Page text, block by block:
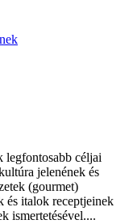
legfontosabb céljai
jelenének és
(gourmet)
és italok receptjeinek
ismertetésével....